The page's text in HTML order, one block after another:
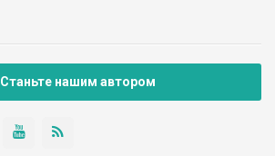
Станьте нашим автором